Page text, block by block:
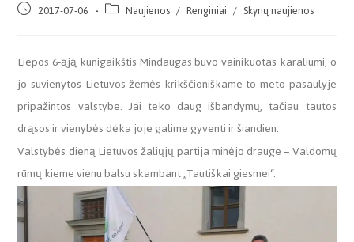
2017-07-06 Naujienos / Renginiai / Skyrių naujienos
Liepos 6-ąją kunigaikštis Mindaugas buvo vainikuotas karaliumi, o
jo suvienytos Lietuvos žemės krikščioniškame to meto pasaulyje
pripažintos valstybe. Jai teko daug išbandymų, tačiau tautos
drąsos ir vienybės dėka joje galime gyventi ir šiandien.
Valstybės dieną Lietuvos žaliųjų partija minėjo drauge – Valdomų
rūmų kieme vienu balsu skambant „Tautiškai giesmei“.